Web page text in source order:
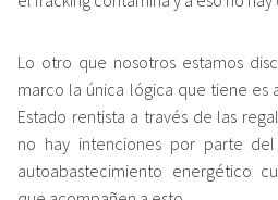
Lo otro que nosotros estamos
marco la única lógica que tiene es
Estado rentista a través de las
no hay intenciones por parte
autoabastecimiento energético